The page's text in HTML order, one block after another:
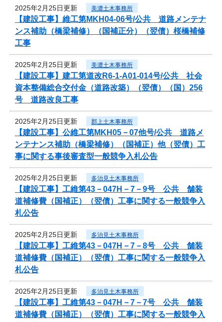
2025年2月25日更新 美濃土木事務所
【建設工事】維工第MKH04-06号/公共 道路メンテナ
ンス補助（橋梁補修）（国補正分）（翌債）桜橋補修
工事
2025年2月25日更新 美濃土木事務所
【建設工事】建工第道改R6-1-A01-014号/公共 社会
資本整備総合交付金（道路改築）（翌債）（国）256
号 道路改良工事
2025年2月25日更新 郡上土木事務所
【建設工事】公維工第MKH05－07他号/公共 道路メ
ンテナンス補助（橋梁補修）（国補正）他（翌債）工
事に関する事後審査型一般競争入札公告
2025年2月25日更新 多治見土木事務所
【建設工事】工維第43－047H－7－9号 公共 舗装
道補修費（国補正）（翌債）工事に関する一般競争入
札公告
2025年2月25日更新 多治見土木事務所
【建設工事】工維第43－047H－7－8号 公共 舗装
道補修費（国補正）（翌債）工事に関する一般競争入
札公告
2025年2月25日更新 多治見土木事務所
【建設工事】工維第43－047H－7－7号 公共 舗装
道補修費（国補正）（翌債）工事に関する一般競争入